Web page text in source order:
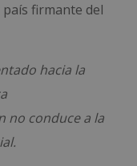
firmante del
hacia la
no conduce a la